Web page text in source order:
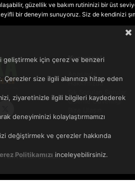
güzellik ve bakım rutininizi bir üst
bir deneyim sunuyoruz. Siz de kendinizi
Kurumsal
Hakkımızda
Ödeme Güvenliği
Hakları Saklıdır.
geliştirmek için çerez ve benzeri
Çerezler size ilgili alanınıza hitap eden
ziyaretinizle ilgili bilgileri kaydederek
deneyiminizi kolaylaştırmamızı
değiştirmek ve çerezler hakkında
Politikamızı inceleyebilirsiniz.